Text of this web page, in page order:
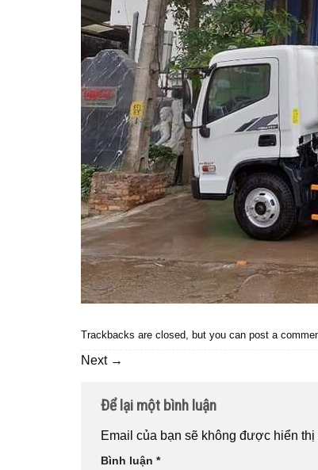
Trackbacks are closed, but you can post a
Next →
Để lại một bình luận
Email của bạn sẽ không được hiển thị
Bình luận *